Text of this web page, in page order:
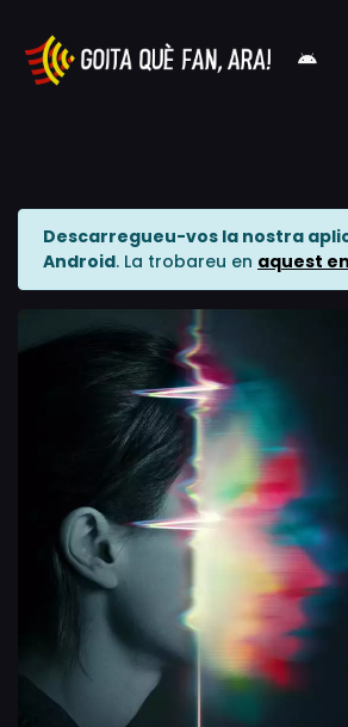
Descarregueu-vos la nostra
Android. La trobareu en aquest